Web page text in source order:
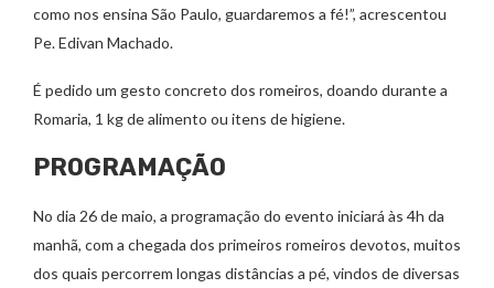
como nos ensina São Paulo, guardaremos a fé!”, acrescentou
Pe. Edivan Machado.
É pedido um gesto concreto dos romeiros, doando durante a
Romaria, 1 kg de alimento ou itens de higiene.
PROGRAMAÇÃO
No dia 26 de maio, a programação do evento iniciará às 4h da
manhã, com a chegada dos primeiros romeiros devotos, muitos
dos quais percorrem longas distâncias a pé, vindos de diversas